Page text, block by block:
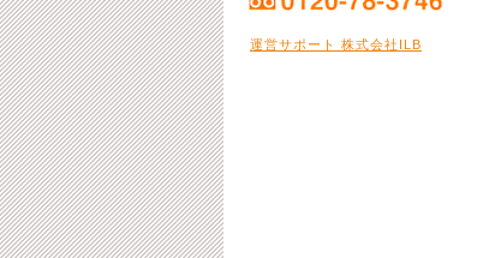
運営サポート 株式会社ILB